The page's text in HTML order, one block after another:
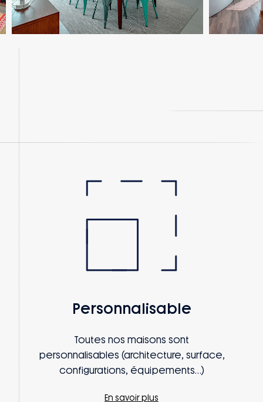
Personnalisable
Toutes nos maisons sont
personnalisables (architecture, surface,
configurations, équipements…)
En savoir plus